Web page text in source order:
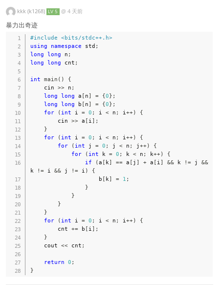
kkk (k1268) LV 5 @ 4 天前
暴力出奇迹
#include <bits/stdc++.h>
using
namespace std ;
long long n ;
long long cnt ;
int main ( )
{
    cin
>> n ;
long long a [ n] = {0} ;
long long b [ n] = {0} ;
for
( int i = 0 ; i < n ; i ++)
{
        cin
>> a [ i ] ;
}
for
( int i = 0 ; i < n ; i ++)
{
for
( int j = 0 ; j < n ; j++)
{
for
( int k = 0 ; k < n ; k++)
{
if
(a [ k] == a [ j ] + a [ i ] && k != j &&
k
!= i && j != i )
{
                    b
[ k] = 1 ;
}
}
}
}
for
( int i = 0 ; i < n ; i ++)
{
        cnt
+= b [ i ] ;
}
    cout
<< cnt ;
return 0 ;
}